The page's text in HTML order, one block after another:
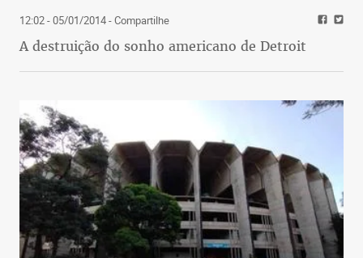
12:02 - 05/01/2014- Compartilhe
A destruição do sonho americano de Detroit